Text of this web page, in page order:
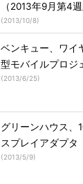
（2013年9月第4週
(2013/10/8)
ベンキュー、ワイ
型モバイルプロジ
(2013/6/25)
グリーンハウス、
スプレイアダプタ
(2013/5/9)